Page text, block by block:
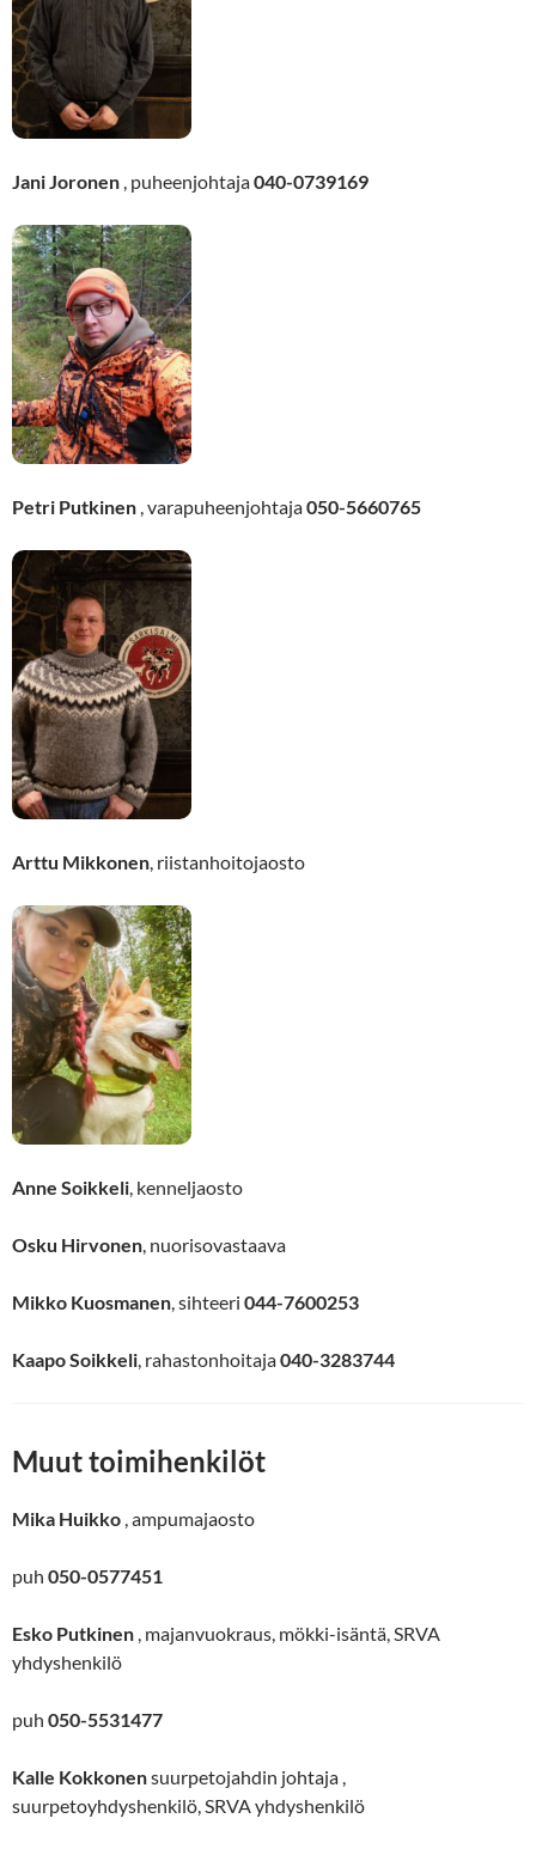
Jani Joronen , puheenjohtaja040-0739169
Petri Putkinen , varapuheenjohtaja050-5660765
Arttu Mikkonen , riistanhoitojaosto
Anne Soikkeli , kenneljaosto
Osku Hirvonen , nuorisovastaava
Mikko Kuosmanen , sihteeri 044-7600253
Kaapo Soikkeli , rahastonhoitaja040-3283744
Muut toimihenkilöt
Mika Huikko , ampumajaosto
puh 050-0577451
Esko Putkinen , majanvuokraus, mökki-isäntä, SRVA
yhdyshenkilö
puh 050-5531477
Kalle Kokkonensuurpetojahdin johtaja ,
suurpetoyhdyshenkilö, SRVA yhdyshenkilö